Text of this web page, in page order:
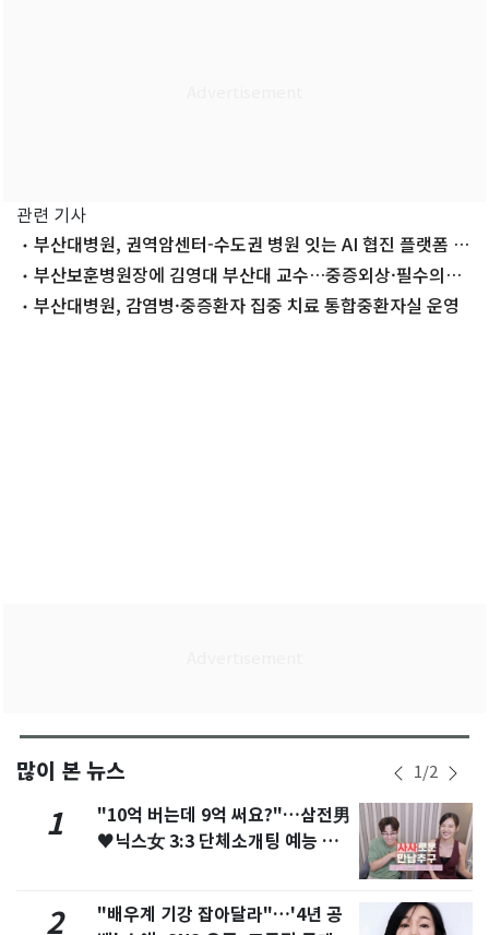
관련 기사
부산대병원, 권역암센터-수도권 병원 잇는 AI 협진 플랫폼 구
축 나선다
부산보훈병원장에 김영대 부산대 교수…중증외상·필수의료
전문가
부산대병원, 감염병·중증환자 집중 치료 통합중환자실 운영
많이 본 뉴스 1/2
1
"10억 버는데 9억 써요?"…삼전男
♥닉스女 3:3 단체소개팅 예능 화
2
"배우계 기강 잡아달라"…'4년 공